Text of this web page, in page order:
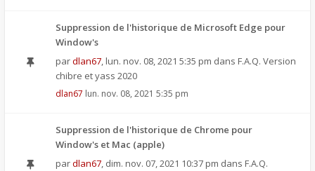
Suppression de l'historique de Microsoft Edge pour
Window's
pardlan67, lun. nov. 08, 2021 5:35 pm dans F.A.Q. Version
chibre et yass 2020
dlan67 lun. nov. 08, 2021 5:35 pm
Suppression de l'historique de Chrome pour
Window's et Mac (apple)
pardlan67, dim. nov. 07, 2021 10:37 pm dans F.A.Q.